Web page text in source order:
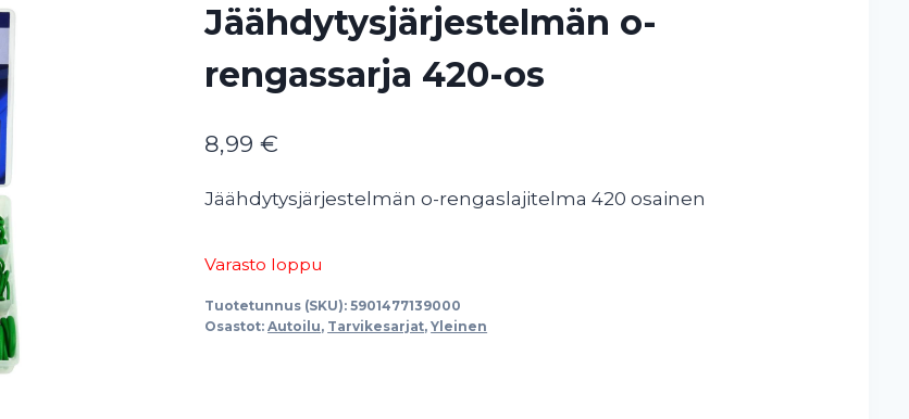
Jäähdytysjärjestelmän o-
rengassarja 420-os
8,99€
Jäähdytysjärjestelmän o-rengaslajitelma 420 osainen
Varasto loppu
Tuotetunnus (SKU):5901477139000
Osastot:Autoilu, Tarvikesarjat,Yleinen